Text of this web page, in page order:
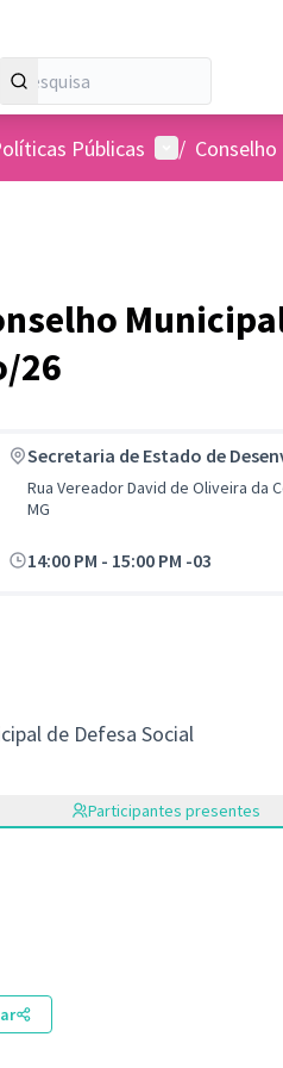
Públicas Menu de
/
26
Secretaria de Estado de
Rua Vereador David de Oliveira da
MG
14:00 PM - 15:00 PM -03
de Defesa Social
Participantes presentes